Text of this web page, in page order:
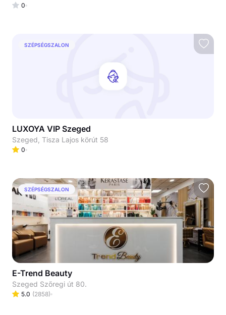
0
SZÉPSÉGSZALON
LUXOYA VIP Szeged
Szeged, Tisza Lajos körút 58
0
SZÉPSÉGSZALON
E-Trend Beauty
Szeged Szőregi út 80.
5.0 (2858)